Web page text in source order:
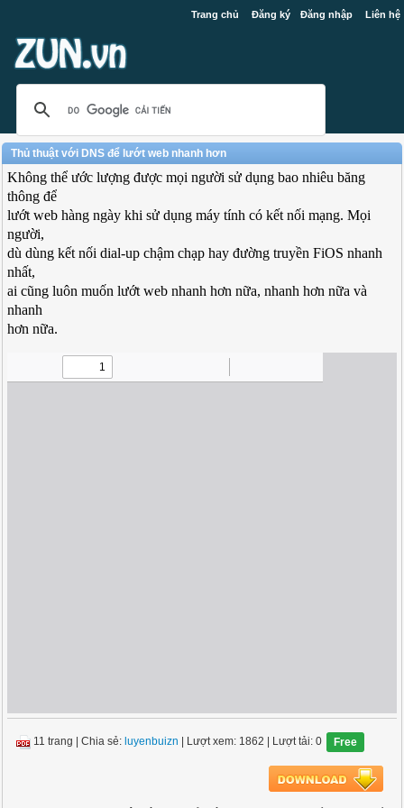
Trang chủ Đăng ký Đăng nhập Liên hệ
Thủ thuật với DNS để lướt web nhanh hơn
Không thể ước lượng được mọi người sử dụng bao nhiêu băng
thông để
lướt web hàng ngày khi sử dụng máy tính có kết nối mạng. Mọi
người,
dù dùng kết nối dial-up chậm chạp hay đường truyền FiOS nhanh
nhất,
ai cũng luôn muốn lướt web nhanh hơn nữa, nhanh hơn nữa và
nhanh
hơn nữa.
11 trang |Chia sẻ: luyenbuizn | Lượt xem: 1862 | Lượt tải: 0 Free